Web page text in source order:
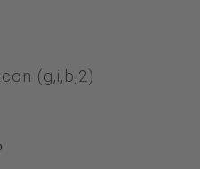
(g,i,b,2)